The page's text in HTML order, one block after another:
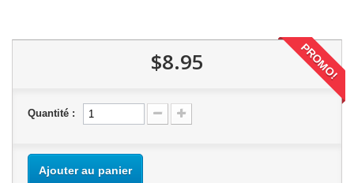
$8.95 PROMO!
Quantité :
Ajouter au panier